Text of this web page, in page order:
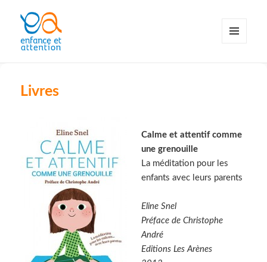
Livres
Calme et attentif comme
une grenouille
La méditation pour les
enfants avec leurs parents
Eline Snel
Préface de Christophe
André
Editions Les Arènes